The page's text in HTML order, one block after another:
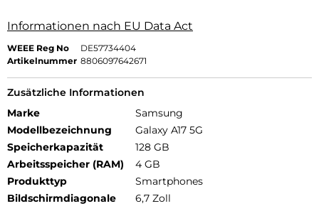
Informationen nach EU Data Act
WEEE Reg No
DE57734404
Artikelnummer 8806097642671
Zusätzliche Informationen
Marke
Samsung
Modellbezeichnung
Galaxy A17 5G
Speicherkapazität
128 GB
Arbeitsspeicher (RAM)
4 GB
Produkttyp
Smartphones
Bildschirmdiagonale
6,7 Zoll